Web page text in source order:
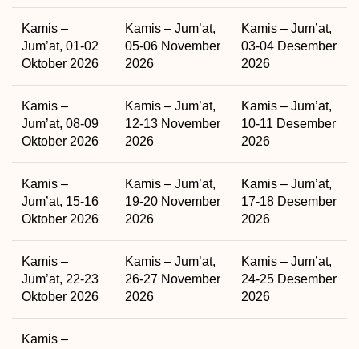
Kamis –
Jum’at, 01-02
Oktober 2026
Kamis – Jum’at,
05-06 November
2026
Kamis – Jum’at,
03-04 Desember
2026
Kamis –
Jum’at, 08-09
Oktober 2026
Kamis – Jum’at,
12-13 November
2026
Kamis – Jum’at,
10-11 Desember
2026
Kamis –
Jum’at, 15-16
Oktober 2026
Kamis – Jum’at,
19-20 November
2026
Kamis – Jum’at,
17-18 Desember
2026
Kamis –
Jum’at, 22-23
Oktober 2026
Kamis – Jum’at,
26-27 November
2026
Kamis – Jum’at,
24-25 Desember
2026
Kamis –